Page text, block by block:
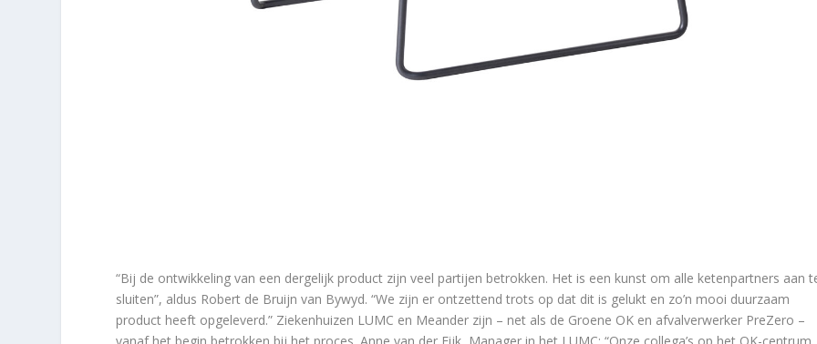
“Bij de ontwikkeling van een dergelijk product zijn veel partijen betrokken. Het is een kunst om alle ketenpartners aan
sluiten”, aldus Robert de Bruijn van Bywyd. “We zijn er ontzettend trots op dat dit is gelukt en zo’n mooi duurzaam
product heeft opgeleverd.” Ziekenhuizen LUMC en Meander zijn – net als de Groene OK en afvalverwerker PreZero –